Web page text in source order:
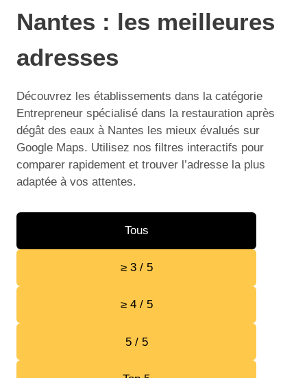
Nantes : les meilleures
adresses
Découvrez les établissements dans la catégorie
Entrepreneur spécialisé dans la restauration après
dégât des eaux à Nantes les mieux évalués sur
Google Maps. Utilisez nos filtres interactifs pour
comparer rapidement et trouver l’adresse la plus
adaptée à vos attentes.
Tous
≥ 3 / 5
≥ 4 / 5
5 / 5